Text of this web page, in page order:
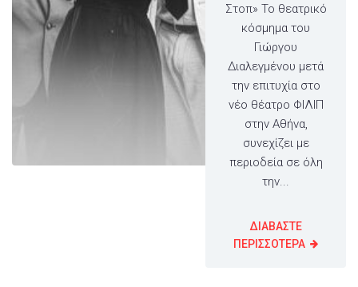
Στοπ» Το θεατρικό
κόσμημα του
Γιώργου
Διαλεγμένου μετά
την επιτυχία στο
νέο θέατρο ΦΙΛΙΠ
στην Αθήνα,
συνεχίζει με
περιοδεία σε όλη
την...
ΔΙΑΒΑΣΤΕ
ΠΕΡΙΣΣΟΤΕΡΑ